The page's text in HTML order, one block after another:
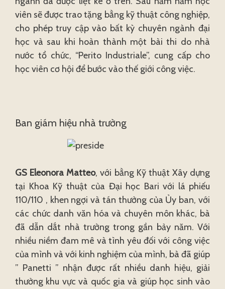
viên sẽ được trao tặng bằng kỹ thuật công nghiệp,
cho phép truy cập vào bất kỳ chuyên ngành đại
học và sau khi hoàn thành một bài thi do nhà
nước tổ chức, “Perito Industriale”, cung cấp cho
học viên cơ hội để bước vào thế giới công việc.
Ban giám hiệu nhà trường
GS Eleonora Matteo, với bằng Kỹ thuật Xây dựng
tại Khoa Kỹ thuật của Đại học Bari với lá phiếu
110/110 , khen ngợi và tán thưởng của Ủy ban, với
các chức danh văn hóa và chuyên môn khác, bà
đã dẫn dắt nhà trường trong gần bảy năm. Với
nhiều niềm đam mê và tình yêu đối với công việc
của mình và với kinh nghiệm của mình, bà đã giúp
” Panetti ” nhận được rất nhiều danh hiệu, giải
thưởng khu vực và quốc gia và giúp học sinh vào